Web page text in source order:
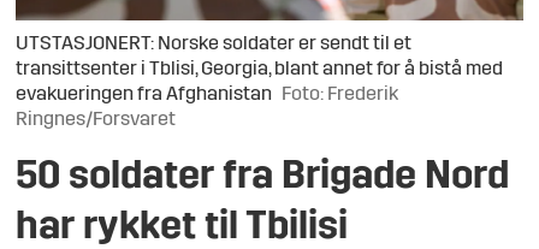
UTSTASJONERT: Norske soldater er sendt til et
transittsenter i Tblisi, Georgia, blant annet for å bistå med
evakueringen fra Afghanistan
Foto: Frederik
Ringnes/Forsvaret
50 soldater fra Brigade Nord
har rykket til Tbilisi